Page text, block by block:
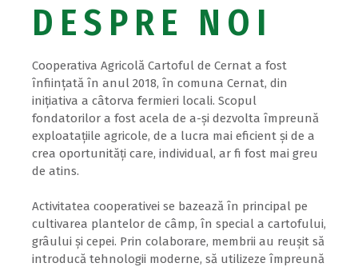
DESPRE NOI
Cooperativa Agricolă Cartoful de Cernat a fost
înființată în anul 2018, în comuna Cernat, din
inițiativa a câtorva fermieri locali. Scopul
fondatorilor a fost acela de a-și dezvolta împreună
exploatațiile agricole, de a lucra mai eficient și de a
crea oportunități care, individual, ar fi fost mai greu
de atins.
Activitatea cooperativei se bazează în principal pe
cultivarea plantelor de câmp, în special a cartofului,
grâului și cepei. Prin colaborare, membrii au reușit să
introducă tehnologii moderne, să utilizeze împreună